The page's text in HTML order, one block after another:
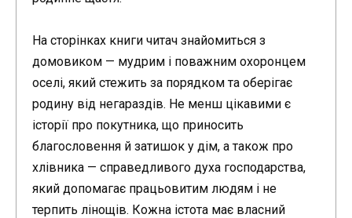
На сторінках книги читач знайомиться з
домовиком — мудрим і поважним охоронцем
оселі, який стежить за порядком та оберігає
родину від негараздів. Не менш цікавими є
історії про покутника, що приносить
благословення й затишок у дім, а також про
хлівника — справедливого духа господарства,
який допомагає працьовитим людям і не
терпить лінощів. Кожна істота має власний